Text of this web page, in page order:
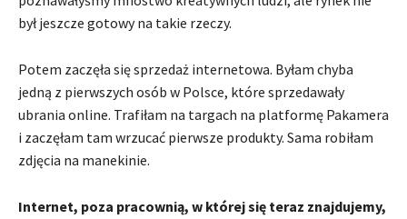
był jeszcze gotowy na takie rzeczy.
Potem zaczęła się sprzedaż internetowa. Byłam chyba
jedną z pierwszych osób w Polsce, które sprzedawały
ubrania online. Trafiłam na targach na platformę Pakamera
i zaczęłam tam wrzucać pierwsze produkty. Sama robiłam
zdjęcia na manekinie.
Internet, poza pracownią, w której się teraz znajdujemy,